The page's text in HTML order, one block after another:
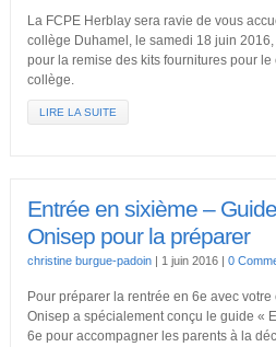
La FCPE Herblay sera ravie de vous
collège Duhamel, le samedi 18 juin
pour la remise des kits fournitures pour
collège.
LIRE LA SUITE
Entrée en sixième – Guide
Onisep pour la préparer
christine burgue-padoin| 1 juin 2016 | 0
Pour préparer la rentrée en 6e avec votre
Onisep a spécialement conçu le guide «
6e pour accompagner les parents à la